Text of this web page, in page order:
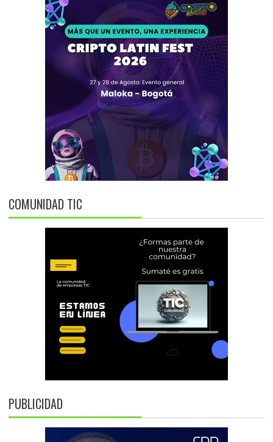
COMUNIDAD TIC
PUBLICIDAD